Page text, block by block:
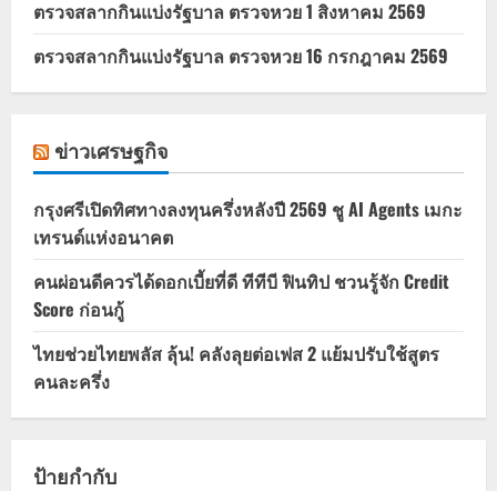
ตรวจสลากกินแบ่งรัฐบาล ตรวจหวย 1 สิงหาคม 2569
ตรวจสลากกินแบ่งรัฐบาล ตรวจหวย 16 กรกฎาคม 2569
ข่าวเศรษฐกิจ
กรุงศรีเปิดทิศทางลงทุนครึ่งหลังปี 2569 ชู AI Agents เมกะ
เทรนด์แห่งอนาคต
คนผ่อนดีควรได้ดอกเบี้ยที่ดี ทีทีบี ฟินทิป ชวนรู้จัก Credit
Score ก่อนกู้
ไทยช่วยไทยพลัส ลุ้น! คลังลุยต่อเฟส 2 แย้มปรับใช้สูตร
คนละครึ่ง
ป้ายกำกับ